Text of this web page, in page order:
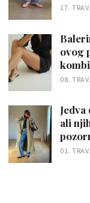
17.
ovog
08.
ali
01.